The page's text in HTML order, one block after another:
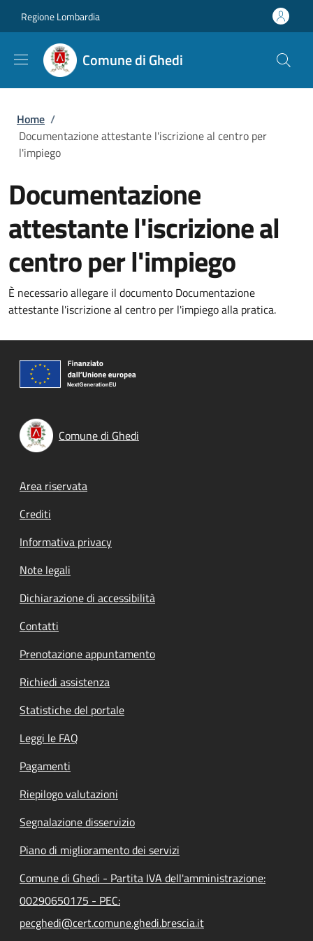
Regione Lombardia
Comune di Ghedi
Briciole di pane
Home /
Documentazione attestante l'iscrizione al centro per
l'impiego
Documentazione
attestante l'iscrizione al
centro per l'impiego
È necessario allegare il documento Documentazione
attestante l'iscrizione al centro per l'impiego alla pratica.
Comune di Ghedi
Footer menu
Area riservata
Crediti
Informativa privacy
Note legali
Dichiarazione di accessibilità
Contatti
Prenotazione appuntamento
Richiedi assistenza
Statistiche del portale
Leggi le FAQ
Pagamenti
Riepilogo valutazioni
Segnalazione disservizio
Piano di miglioramento dei servizi
Comune di Ghedi - Partita IVA dell'amministrazione:
00290650175 - PEC:
pecghedi@cert.comune.ghedi.brescia.it